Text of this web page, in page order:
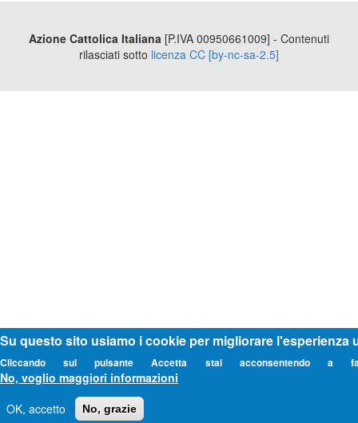
Azione Cattolica Italiana [P.IVA 00950661009] - Contenuti
rilasciati sotto licenza CC [by-nc-sa-2.5]
Su questo sito usiamo i cookie per migliorare l'esperienza
Cliccando sul pulsante Accetta stai acconsentendo a
No, voglio maggiori informazioni
OK, accetto
No, grazie